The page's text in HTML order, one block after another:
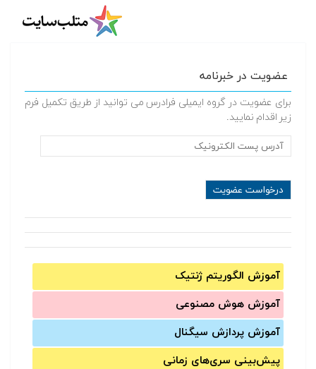
عضویت در خبرنامه
برای عضویت در گروه ایمیلی فرادرس می توانید از طریق تکمیل فرم
زیر اقدام نمایید.
آموزش الگوریتم ژنتیک
آموزش‌ هوش مصنوعی
آموزش‌ پردازش سیگنال
پیش‌‌بینی سری‌‌های زمانی